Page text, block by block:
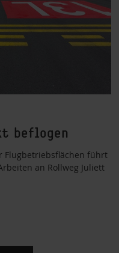
beflogen
Flugbetriebsflächen führt
an Rollweg Juliett